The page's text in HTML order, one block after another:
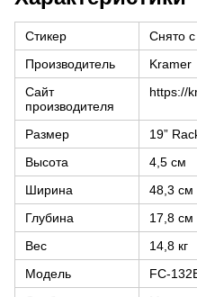
Стикер
Снято с
Производитель
Kramer
Сайт
производителя
https://
Размер
19”
Высота
4,5 см
Ширина
48,3 см
Глубина
17,8 см
Вес
14,8 кг
Модель
FC-